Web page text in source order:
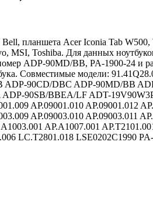
планшета Acer Iconia Tab
MSI, Toshiba. Для данных
ADP-90MD/BB, PA-1900-24 и
Совместимые модели:
ADP-90CD/DBC ADP-90MD/BB
90SB/BBEA/LF ADT-
AP.09001.010 AP.09001.012
AP.09003.010 AP.09003.011
AP.A1007.001
LC.T2801.018 LSE0202C1990